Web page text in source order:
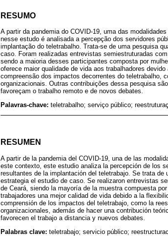
RESUMO
A partir da pandemia do COVID-19, uma das
nesse estudo é analisada a percepção dos servidores
implantação do teletrabalho. Trata-se de uma pesquisa
caso. Foram realizadas entrevistas semiestruturadas
sendo a maioria desses participantes composta por
oferece maior qualidade de vida aos trabalhadores
compreensão dos impactos decorrentes do teletrabalho,
organizacionais. Outras contribuições dessa pesquisa
favoreçam o trabalho remoto e de novos debates.
Palavras-chave: teletrabalho; serviço público;
RESUMEN
A partir de la pandemia del COVID-19, una de las
este contexto, este estudio analiza la percepción de los
resultantes de la implantación del teletrabajo. Se trata
estrategia el estudio de caso. Se realizaron entrevistas
de Ceará, siendo la mayoría de la muestra compuesta
trabajadores una mejor calidad de vida debido a la
comprensión de los impactos del teletrabajo, como la
organizacionales, además de hacer una contribución
favorecen el trabajo a distancia y nuevos debates.
Palabras clave: teletrabajo; servicio público;